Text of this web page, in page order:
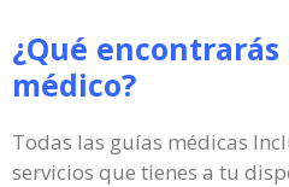
¿Qué
médico?
Todas las guías médicas
servicios que tienes a tu